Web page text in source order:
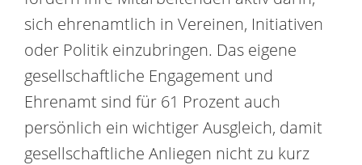
sich ehrenamtlich in Vereinen, Initiativen
oder Politik einzubringen. Das eigene
gesellschaftliche Engagement und
Ehrenamt sind für 61 Prozent auch
persönlich ein wichtiger Ausgleich, damit
gesellschaftliche Anliegen nicht zu kurz